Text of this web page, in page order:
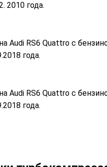
2010 года.
Audi RS6 Quattro с
года.
Audi RS6 Quattro с
года.